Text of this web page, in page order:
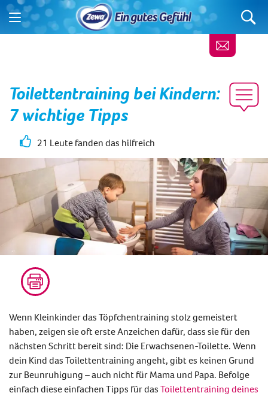
Toilettentraining bei Kindern:
7 wichtige Tipps
21 Leute fanden das hilfreich
Wenn Kleinkinder das Töpfchentraining stolz gemeistert
haben, zeigen sie oft erste Anzeichen dafür, dass sie für den
nächsten Schritt bereit sind: Die Erwachsenen-Toilette. Wenn
dein Kind das Toilettentraining angeht, gibt es keinen Grund
zur Beunruhigung – auch nicht für Mama und Papa. Befolge
einfach diese einfachen Tipps für das Toilettentraining deines